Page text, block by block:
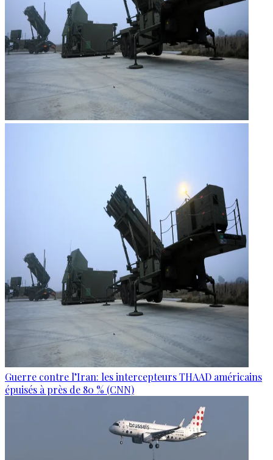
Guerre contre l’Iran: les intercepteurs THAAD américains
épuisés à près de 80 % (CNN)